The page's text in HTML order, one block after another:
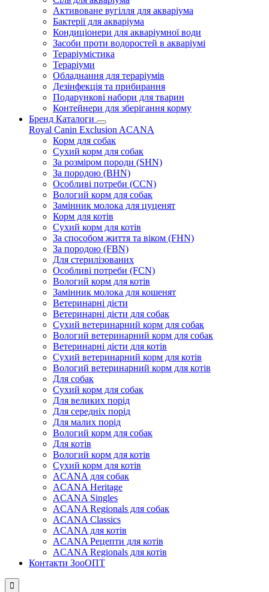
Активоване вугілля для акваріума
Бактерії для акваріума
Кондиціонери для акваріумної води
Засоби проти водоростей в акваріумі
Тераріумістика
Тераріуми
Обладнання для тераріумів
Дезінфекція та прибирання
Подарункові набори для тварин
Контейнери для зберігання корму
Бренд Каталоги
Royal Canin Exclusion ACANA
Корм для собак
Сухий корм для собак
За розміром породи (SHN)
За породою (BHN)
Особливі потреби (CCN)
Вологий корм для собак
Замінник молока для цуценят
Корм для котів
Сухий корм для котів
За способом життя та віком (FHN)
За породою (FBN)
Для стерилізованих
Особливі потреби (FCN)
Вологий корм для котів
Замінник молока для кошенят
Ветеринарні дієти
Ветеринарні дієти для собак
Сухий ветеринарний корм для собак
Вологий ветеринарний корм для собак
Ветеринарні дієти для котів
Сухий ветеринарний корм для котів
Вологий ветеринарний корм для котів
Для собак
Сухий корм для собак
Для великих порід
Для середніх порід
Для малих порід
Вологий корм для собак
Для котів
Вологий корм для котів
Сухий корм для котів
ACANA для собак
ACANA Heritage
ACANA Singles
ACANA Regionals для собак
ACANA Classics
ACANA для котів
ACANA Рецепти для котів
ACANA Regionals для котів
Контакти ЗооОПТ
